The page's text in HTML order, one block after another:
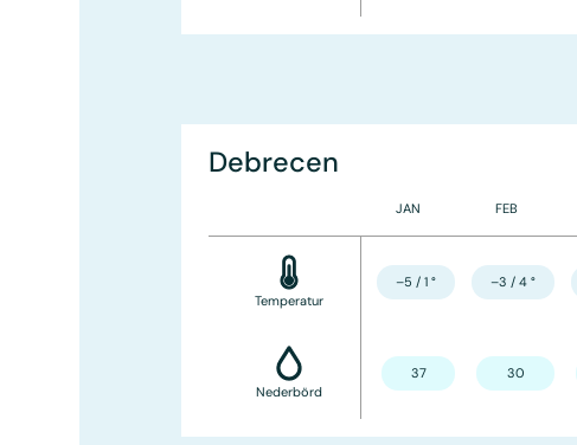
Debrecen
JAN FEB
Temperatur
–5 / 1 ° –3 / 4 °
Nederbörd
37 30